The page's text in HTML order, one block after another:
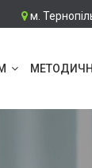
м.